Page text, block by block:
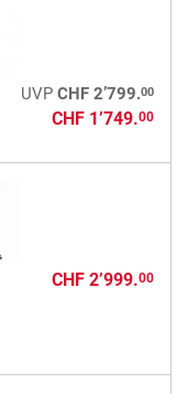
UVP CHF 2’799.00
CHF 1’749.00
CHF 2’999.00